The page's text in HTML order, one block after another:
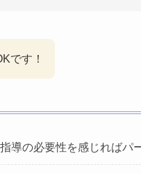
です！
導の必要性を感じればパ